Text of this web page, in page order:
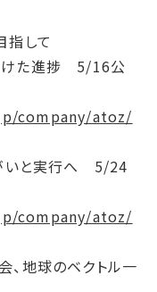
指して
けた進捗 5/16公
company/atoz/
いと実行へ 5/24
company/atoz/
、地球のベクトル一